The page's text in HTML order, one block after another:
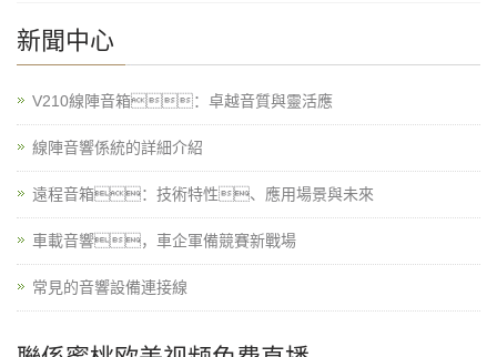
新聞中心
V210線陣音箱：卓越音質與靈活應
線陣音響係統的詳細介紹
遠程音箱：技術特性、應用場景與未來
車載音響，車企軍備競賽新戰場
常見的音響設備連接線